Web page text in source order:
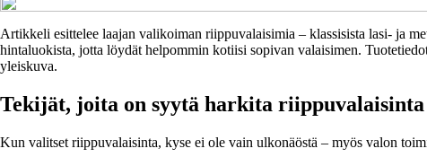
Artikkeli esittelee laajan valikoiman riippuvalaisimia – klassisista lasi- ja
hintaluokista, jotta löydät helpommin kotiisi sopivan valaisimen.
yleiskuva.
Tekijät, joita on syytä harkita riippuvalaisinta
Kun valitset riippuvalaisinta, kyse ei ole vain ulkonäöstä – myös valon